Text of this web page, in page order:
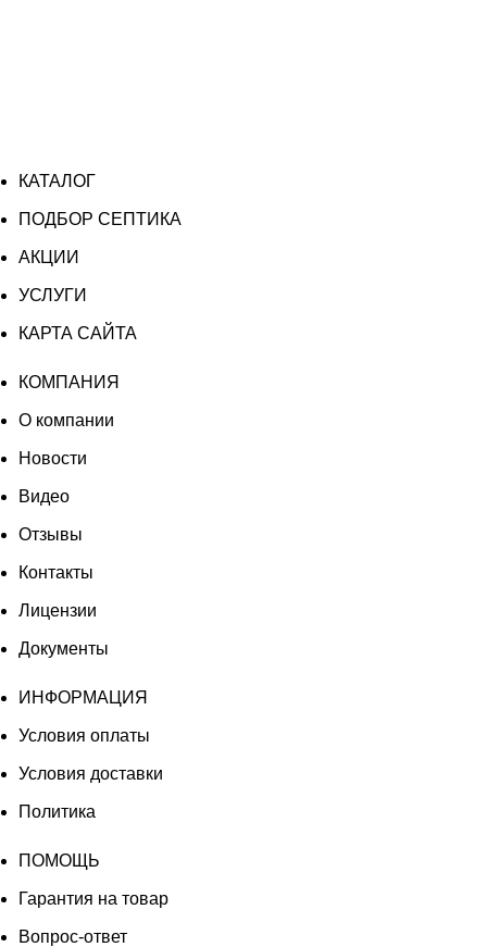
КАТАЛОГ
ПОДБОР СЕПТИКА
АКЦИИ
УСЛУГИ
КАРТА САЙТА
КОМПАНИЯ
О компании
Новости
Видео
Отзывы
Контакты
Лицензии
Документы
ИНФОРМАЦИЯ
Условия оплаты
Условия доставки
Политика
ПОМОЩЬ
Гарантия на товар
Вопрос-ответ